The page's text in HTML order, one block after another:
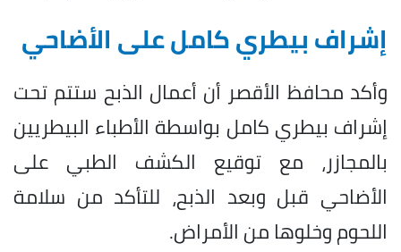
إشراف بيطري كامل على الأضاحي
وأكد محافظ الأقصر أن أعمال الذبح ستتم تحت
إشراف بيطري كامل بواسطة الأطباء البيطريين
بالمجازر، مع توقيع الكشف الطبي على
الأضاحي قبل وبعد الذبح، للتأكد من سلامة
اللحوم وخلوها من الأمراض.